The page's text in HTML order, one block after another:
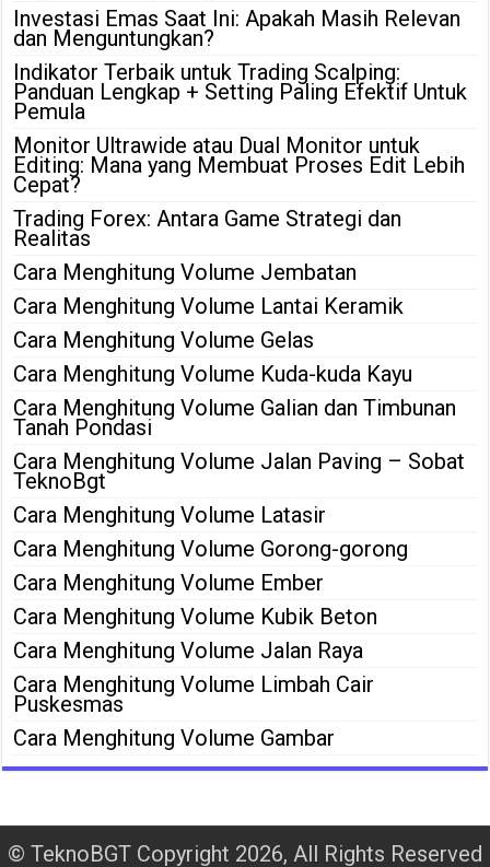
Investasi Emas Saat Ini: Apakah Masih Relevan
dan Menguntungkan?
Indikator Terbaik untuk Trading Scalping:
Panduan Lengkap + Setting Paling Efektif Untuk
Pemula
Monitor Ultrawide atau Dual Monitor untuk
Editing: Mana yang Membuat Proses Edit Lebih
Cepat?
Trading Forex: Antara Game Strategi dan
Realitas
Cara Menghitung Volume Jembatan
Cara Menghitung Volume Lantai Keramik
Cara Menghitung Volume Gelas
Cara Menghitung Volume Kuda-kuda Kayu
Cara Menghitung Volume Galian dan Timbunan
Tanah Pondasi
Cara Menghitung Volume Jalan Paving – Sobat
TeknoBgt
Cara Menghitung Volume Latasir
Cara Menghitung Volume Gorong-gorong
Cara Menghitung Volume Ember
Cara Menghitung Volume Kubik Beton
Cara Menghitung Volume Jalan Raya
Cara Menghitung Volume Limbah Cair
Puskesmas
Cara Menghitung Volume Gambar
© TeknoBGT Copyright 2026, All Rights Reserved